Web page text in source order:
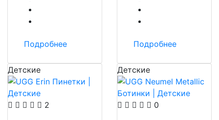
Подробнее Подробнее
Детские
2
Детские
0